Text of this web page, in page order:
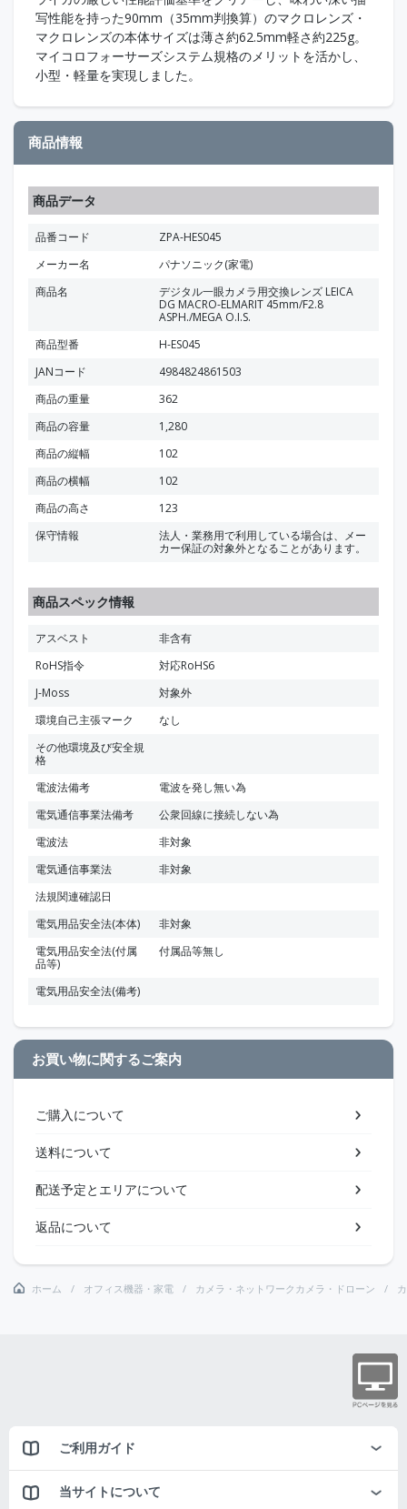
写性能を持った90mm（35mm判換算）のマクロレンズ・
マクロレンズの本体サイズは薄さ約62.5mm軽さ約225g。
マイコロフォーサーズシステム規格のメリットを活かし、
小型・軽量を実現しました。
商品情報
商品データ
品番コード
ZPA-HES045
メーカー名
パナソニック(家電)
商品名
デジタル一眼カメラ用交換レンズ LEICA
DG MACRO-ELMARIT 45mm/F2.8
ASPH./MEGA O.I.S.
商品型番
H-ES045
JANコード
4984824861503
商品の重量
362
商品の容量
1,280
商品の縦幅
102
商品の横幅
102
商品の高さ
123
保守情報
法人・業務用で利用している場合は、メー
カー保証の対象外となることがあります。
商品スペック情報
アスベスト
非含有
RoHS指令
対応RoHS6
J-Moss
対象外
環境自己主張マーク
なし
その他環境及び安全規
格
電波法備考
電波を発し無い為
電気通信事業法備考
公衆回線に接続しない為
電波法
非対象
電気通信事業法
非対象
法規関連確認日
電気用品安全法(本体)
非対象
電気用品安全法(付属
品等)
付属品等無し
電気用品安全法(備考)
お買い物に関するご案内
ご購入について
送料について
配送予定とエリアについて
返品について
ホーム オフィス機器・家電 カメラ・ネットワークカメラ・ドローン
ご利用ガイド
当サイトについて